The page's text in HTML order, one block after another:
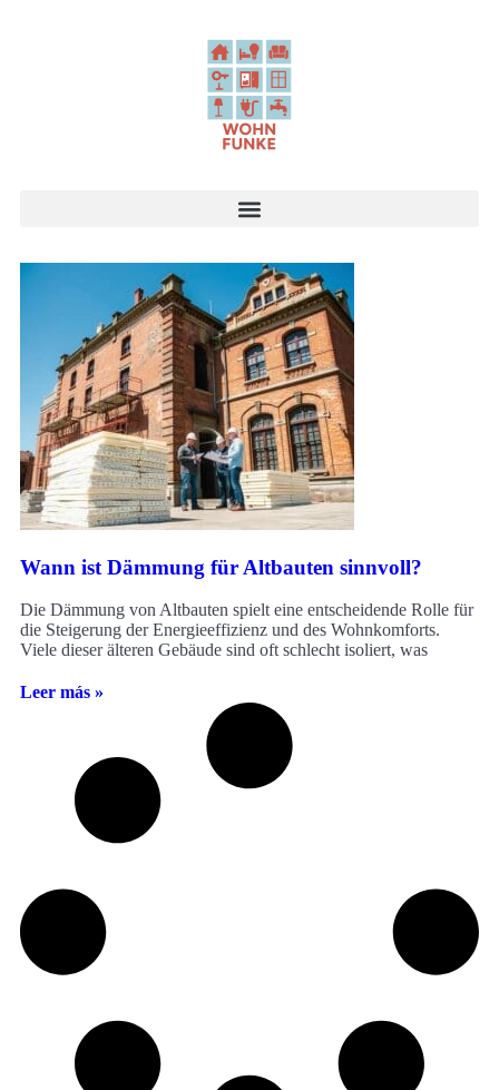
Wann ist Dämmung für Altbauten sinnvoll?
Die Dämmung von Altbauten spielt eine entscheidende Rolle für
die Steigerung der Energieeffizienz und des Wohnkomforts.
Viele dieser älteren Gebäude sind oft schlecht isoliert, was
Leer más »